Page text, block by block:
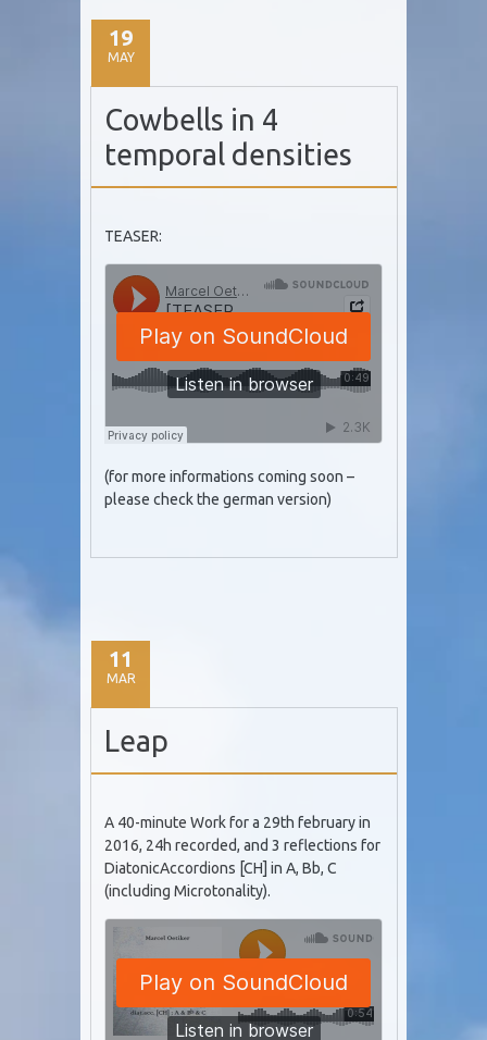
19
MAY
Cowbells in 4
temporal densities
TEASER:
(for more informations coming soon –
please check the german version)
11
MAR
Leap
A 40-minute Work for a 29th february in
2016, 24h recorded, and 3 reflections for
DiatonicAccordions [CH] in A, Bb, C
(including Microtonality).